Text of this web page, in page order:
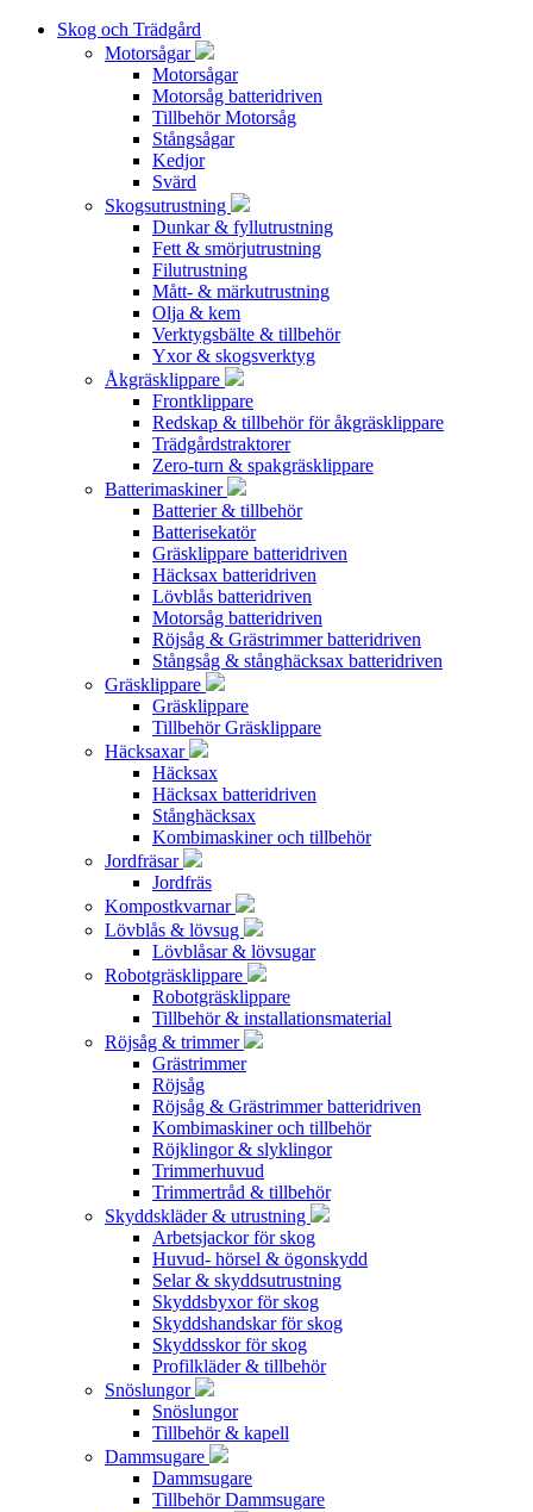
Skog och Trädgård
Motorsågar
Motorsågar
Motorsåg batteridriven
Tillbehör Motorsåg
Stångsågar
Kedjor
Svärd
Skogsutrustning
Dunkar & fyllutrustning
Fett & smörjutrustning
Filutrustning
Mått- & märkutrustning
Olja & kem
Verktygsbälte & tillbehör
Yxor & skogsverktyg
Åkgräsklippare
Frontklippare
Redskap & tillbehör för åkgräsklippare
Trädgårdstraktorer
Zero-turn & spakgräsklippare
Batterimaskiner
Batterier & tillbehör
Batterisekatör
Gräsklippare batteridriven
Häcksax batteridriven
Lövblås batteridriven
Motorsåg batteridriven
Röjsåg & Grästrimmer batteridriven
Stångsåg & stånghäcksax batteridriven
Gräsklippare
Gräsklippare
Tillbehör Gräsklippare
Häcksaxar
Häcksax
Häcksax batteridriven
Stånghäcksax
Kombimaskiner och tillbehör
Jordfräsar
Jordfräs
Kompostkvarnar
Lövblås & lövsug
Lövblåsar & lövsugar
Robotgräsklippare
Robotgräsklippare
Tillbehör & installationsmaterial
Röjsåg & trimmer
Grästrimmer
Röjsåg
Röjsåg & Grästrimmer batteridriven
Kombimaskiner och tillbehör
Röjklingor & slyklingor
Trimmerhuvud
Trimmertråd & tillbehör
Skyddskläder & utrustning
Arbetsjackor för skog
Huvud- hörsel & ögonskydd
Selar & skyddsutrustning
Skyddsbyxor för skog
Skyddshandskar för skog
Skyddsskor för skog
Profilkläder & tillbehör
Snöslungor
Snöslungor
Tillbehör & kapell
Dammsugare
Dammsugare
Tillbehör Dammsugare